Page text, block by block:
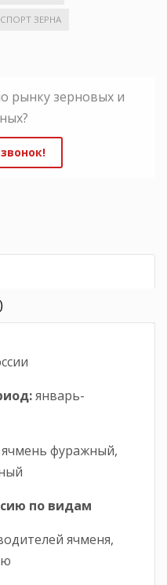
ЗЕРНА
рынку зерновых и
:январь-
фуражный,
по видам
ячменя,